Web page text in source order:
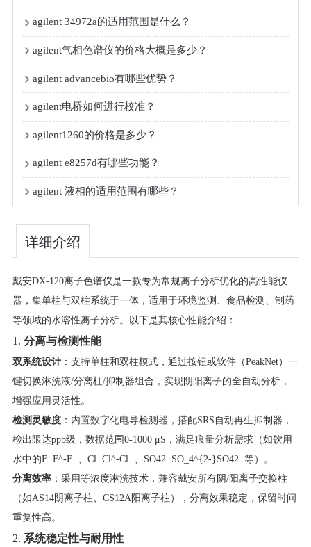
agilent 34972a的适用范围是什么？
agilent气相色谱仪的价格大概是多少？
agilent advancebio有哪些优势？
agilent电桥如何进行校准？
agilent1260的价格是多少？
agilent e8257d有哪些功能？
agilent 液相的适用范围有哪些？
详细介绍
戴安DX-120离子色谱仪是一款专为常规离子分析优化的高性能仪
器，集单柱与双柱系统于一体，适用于环境监测、食品检测、制药
等领域的水溶性离子分析。以下是其核心性能介绍：
1. ​ 分离与检测性能
双系统设计​：支持单柱和双柱模式，通过按钮或软件（PeakNet）一
键切换淋洗液/分离柱/抑制器组合，实现阴阳离子的全自动分析，
增强应用灵活性。
检测灵敏度​：内置数字化电导检测器，搭配SRS自动再生抑制器，
检出限达ppb级，数据范围0-1000 μS，满足痕量分析需求（如饮用
水中的F−F^-F−、 Cl−Cl^-Cl−、 SO42−SO_4^{2-}SO42−等）。
分离效率​：采用等浓度淋洗技术，兼容戴安所有阴/阳离子交换柱
（如AS14阴离子柱、CS12A阳离子柱），分离效果稳定，保留时间
重复性高。
2. ​ 系统稳定性与耐用性